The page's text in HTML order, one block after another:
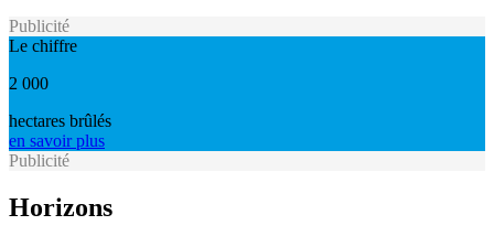
Publicité
Le chiffre
2 000
hectares brûlés
en savoir plus
Publicité
Horizons